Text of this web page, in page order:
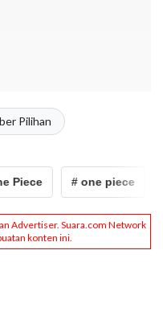
Pilihan
# one piece #